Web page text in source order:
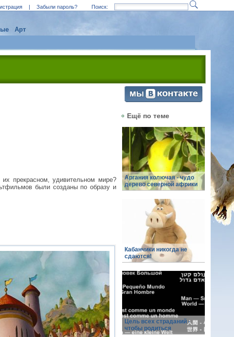
| Забыли пароль? Поиск:
Арт
прекрасном, удивительном мире?
были созданы по образу и
Ещё по теме
Аргания колючая - чудо
дерево северной африки
Кабанчики никогда не
сдаются!
Цель всех страданий -
чтобы родиться